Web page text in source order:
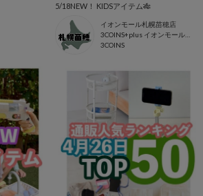
5/18NEW！ KIDSアイテム🎋
イオンモール札幌苗穂店
3COINS